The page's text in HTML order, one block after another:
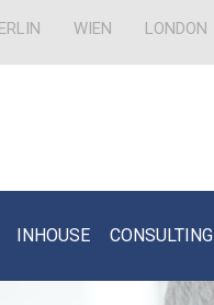
WIEN LONDON
INHOUSE CONSULTING